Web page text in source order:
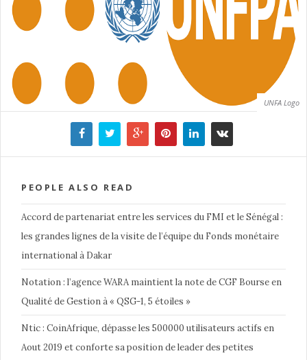
UNFA Logo
PEOPLE ALSO READ
Accord de partenariat entre les services du FMI et le Sénégal :
les grandes lignes de la visite de l’équipe du Fonds monétaire
international à Dakar
Notation : l’agence WARA maintient la note de CGF Bourse en
Qualité de Gestion à « QSG-1, 5 étoiles »
Ntic : CoinAfrique, dépasse les 500000 utilisateurs actifs en
Aout 2019 et conforte sa position de leader des petites